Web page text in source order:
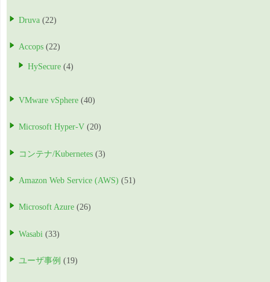
Druva (22)
Accops (22)
HySecure (4)
VMware vSphere (40)
Microsoft Hyper-V (20)
コンテナ/Kubernetes (3)
Amazon Web Service (AWS) (51)
Microsoft Azure (26)
Wasabi (33)
ユーザ事例 (19)